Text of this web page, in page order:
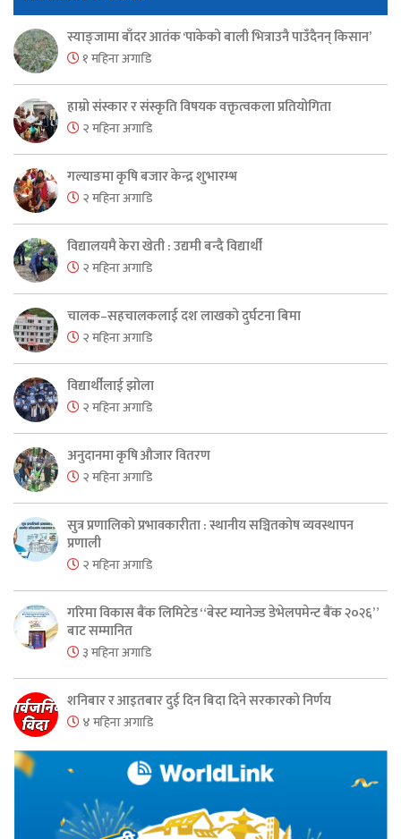
स्याङ्जामा बाँदर आतंक ‘पाकेको बाली भित्राउनै पाउँदैनन् किसान’
१ महिना अगाडि
हाम्रो संस्कार र संस्कृति विषयक वक्तृत्वकला प्रतियोगिता
२ महिना अगाडि
गल्याङमा कृषि बजार केन्द्र शुभारम्भ
२ महिना अगाडि
विद्यालयमै केरा खेती : उद्यमी बन्दै विद्यार्थी
२ महिना अगाडि
चालक–सहचालकलाई दश लाखको दुर्घटना बिमा
२ महिना अगाडि
विद्यार्थीलाई झोला
२ महिना अगाडि
अनुदानमा कृषि औजार वितरण
२ महिना अगाडि
सुत्र प्रणालिको प्रभावकारीता : स्थानीय सञ्चितकोष व्यवस्थापन
प्रणाली
२ महिना अगाडि
गरिमा विकास बैंक लिमिटेड “बेस्ट म्यानेज्ड डेभेलपमेन्ट बैंक २०२६”
बाट सम्मानित
३ महिना अगाडि
शनिबार र आइतबार दुई दिन बिदा दिने सरकारको निर्णय
४ महिना अगाडि